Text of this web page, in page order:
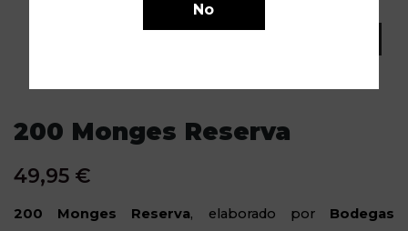
No
200 Monges Reserva
49,95 €
200 Monges Reserva, elaborado por Bodegas